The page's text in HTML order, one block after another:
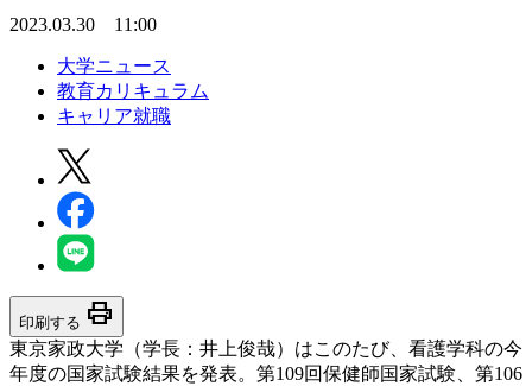
2023.03.30 11:00
大学ニュース
教育カリキュラム
キャリア就職
印刷する print
東京家政大学（学長：井上俊哉）はこのたび、看護学科の今
年度の国家試験結果を発表。第109回保健師国家試験、第106